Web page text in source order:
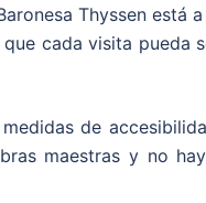
Thyssen está
cada visita pueda
de
maestras y no